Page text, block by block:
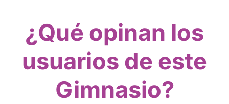
¿Qué opinan los
usuarios de este
Gimnasio?